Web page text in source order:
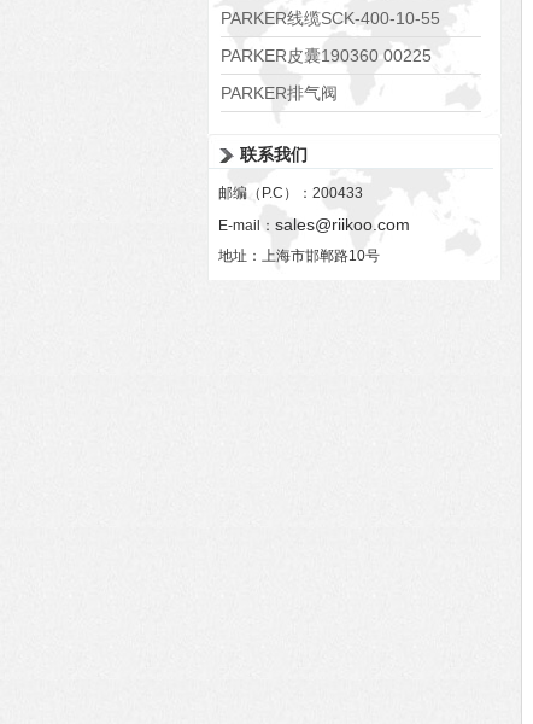
RE06M35W2N1KWXG087
PARKER线缆SCK-400-10-55
PARKER皮囊190360 00225
PARKER排气阀
联系我们
邮编（P.C）：200433
E-mail： sales@riikoo.com
地址：上海市邯郸路10号